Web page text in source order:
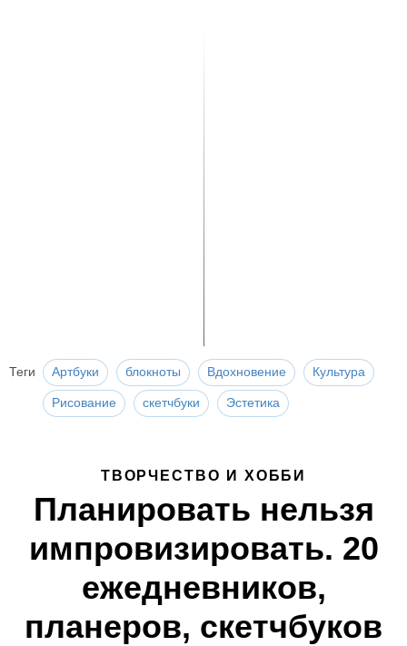
Теги Артбуки блокноты Вдохновение Культура
Рисование скетчбуки Эстетика
ТВОРЧЕСТВО И ХОББИ
Планировать нельзя
импровизировать. 20
ежедневников,
планеров, скетчбуков